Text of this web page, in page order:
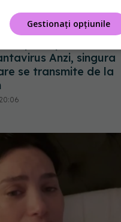
după un nou
Anzi, singura
se transmite de la
Gestionați opțiunile